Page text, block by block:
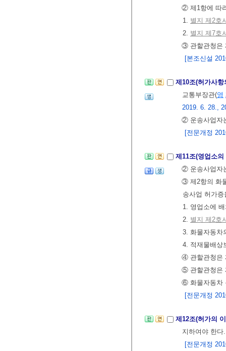
② 제1항에 따
1. 별지 제2호
2. 별지 제7호
③ 관할관청은
[본조신설
제10조(허가사
교통부장관(영
2019. 6. 28.,
② 운송사업자
[전문개정
제11조(영업소
② 운송사업자
③ 제2항의 화
송사업 허가
1. 영업소에
2. 별지 제2호
3. 화물자동차
4. 적재물배상
④ 관할관청은
⑤ 관할관청은
⑥ 화물자동차
[전문개정
제12조(허가의
지하여야 한
[전문개정